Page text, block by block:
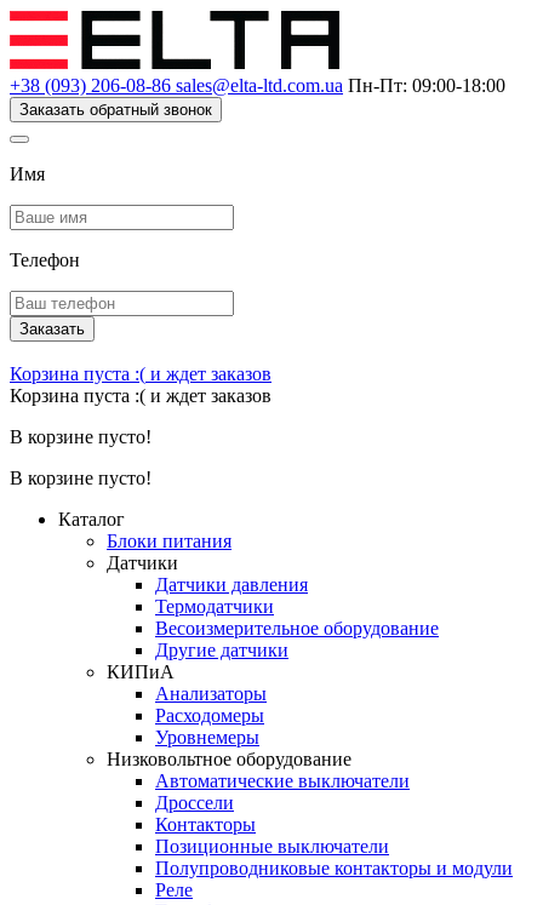
+38 (093) 206-08-86 sales@elta-ltd.com.ua Пн-Пт: 09:00-18:00
Заказать обратный звонок
Имя
Телефон
Заказать
Корзина пуста :( и ждет заказов
Корзина пуста :( и ждет заказов
В корзине пусто!
В корзине пусто!
Каталог
Блоки питания
Датчики
Датчики давления
Термодатчики
Весоизмерительное оборудование
Другие датчики
КИПиА
Анализаторы
Расходомеры
Уровнемеры
Низковольтное оборудование
Автоматические выключатели
Дроссели
Контакторы
Позиционные выключатели
Полупроводниковые контакторы и модули
Реле